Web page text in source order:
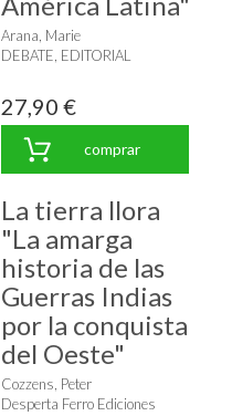
Arana, Marie
DEBATE, EDITORIAL
27,90 €
comprar
La tierra llora
"La amarga
historia de las
Guerras Indias
por la conquista
del Oeste"
Cozzens, Peter
Desperta Ferro Ediciones